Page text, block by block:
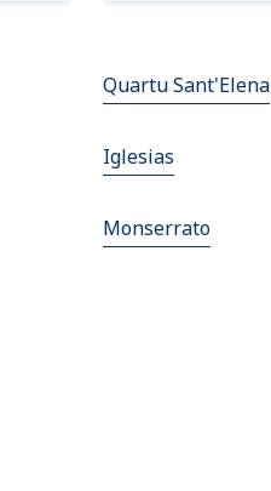
Quartu Sant'Elena
Iglesias
Monserrato